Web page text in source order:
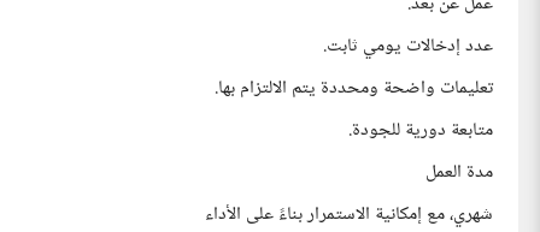
عدد إدخالات يومي ثابت.
تعليمات واضحة ومحددة يتم الالتزام بها.
متابعة دورية للجودة.
مدة العمل
شهري، مع إمكانية الاستمرار بناءً على الأداء